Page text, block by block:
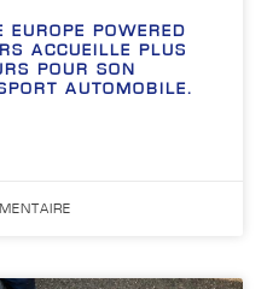
EUROPE POWERED
ACCUEILLE PLUS
POUR SON
AUTOMOBILE.